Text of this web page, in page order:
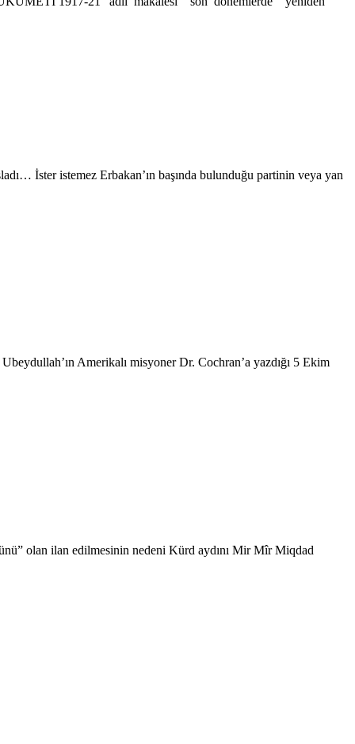
İster istemez Erbakan’ın başında bulunduğu partinin veya yan
Amerikalı misyoner Dr. Cochran’a yazdığı 5 Ekim
olan ilan edilmesinin nedeni Kürd aydını Mir Mîr Miqdad